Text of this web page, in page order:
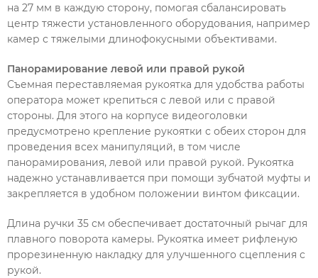
на 27 мм в каждую сторону, помогая сбалансировать
центр тяжести установленного оборудования, например
камер с тяжелыми длинофокусными объективами.
Панорамирование левой или правой рукой
Съемная переставляемая рукоятка для удобства работы
оператора может крепиться с левой или с правой
стороны. Для этого на корпусе видеоголовки
предусмотрено крепление рукоятки с обеих сторон для
проведения всех манипуляций, в том числе
панорамирования, левой или правой рукой. Рукоятка
надежно устанавливается при помощи зубчатой муфты и
закрепляется в удобном положении винтом фиксации.
Длина ручки 35 см обеспечивает достаточный рычаг для
плавного поворота камеры. Рукоятка имеет рифленую
прорезиненную накладку для улучшенного сцепления с
рукой.